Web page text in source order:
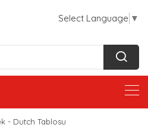
Select Language ▼
- Dutch Tablosu